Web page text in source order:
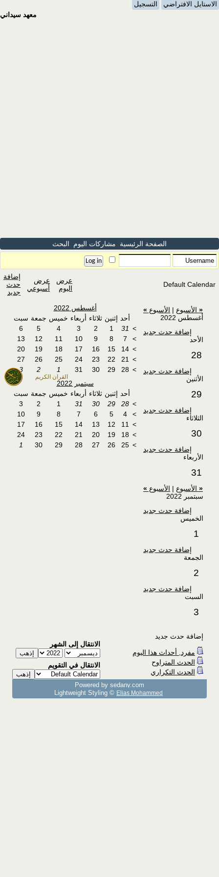
القران الكريم
الاستايل الافتراضي
التسجيل
معهد سيداني
الصفحة الرئيسية مشاركات اليوم البحث
Default Calendar
عرض
اليوم
عرض
أسبوعي
إضافة
حدث
جديد
« الأسبوع | الأسبوع »
أغسطس 2022
إضافة حدث جديد
الأحد
28
إضافة حدث جديد
الأثنين
29
إضافة حدث جديد
الثلاثاء
30
إضافة حدث جديد
الأربعاء
31
« الأسبوع | الأسبوع »
سبتمبر 2022
إضافة حدث جديد
الخميس
1
إضافة حدث جديد
الجمعة
2
إضافة حدث جديد
السبت
3
أغسطس 2022
أحد إثنين ثلاثاء أربعاء خميس جمعة سبت
>
31
1
2
3
4
5
6
>
7
8
9
10
11
12
13
>
14
15
16
17
18
19
20
>
21
22
23
24
25
26
27
>
28
29
30
31
1
2
3
سبتمبر 2022
أحد إثنين ثلاثاء أربعاء خميس جمعة سبت
>
28
29
30
31
1
2
3
>
4
5
6
7
8
9
10
>
11
12
13
14
15
16
17
>
18
19
20
21
22
23
24
>
25
26
27
28
29
30
1
إضافة حدث جديد
مفرد, أحداث هذا اليوم
الحدث المتراوح
الحدث التكراري
الانتقال إلى الشهر
الانتقال في التقويم
Powered by sedany.com
Lightweight Styling © Elias Mohammed